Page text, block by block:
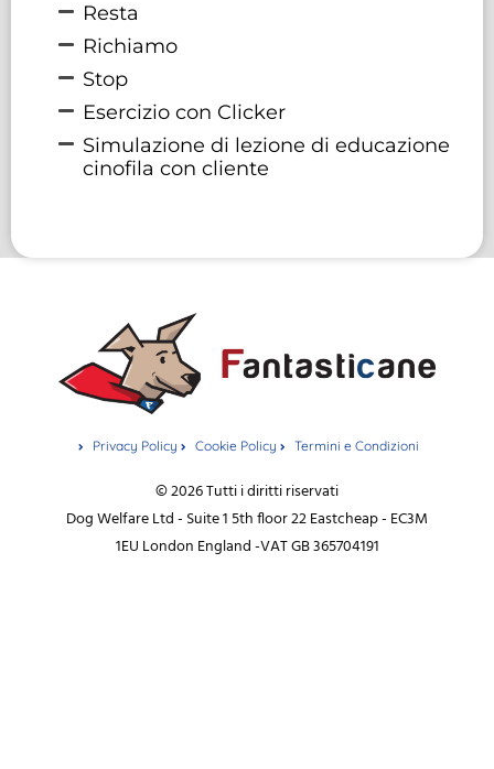
Resta
Richiamo
Stop
Esercizio con Clicker
Simulazione di lezione di educazione
cinofila con cliente
Privacy Policy Cookie Policy Termini e Condizioni
© 2026 Tutti i diritti riservati
Dog Welfare Ltd - Suite 1 5th floor 22 Eastcheap - EC3M
1EU London England -VAT GB 365704191